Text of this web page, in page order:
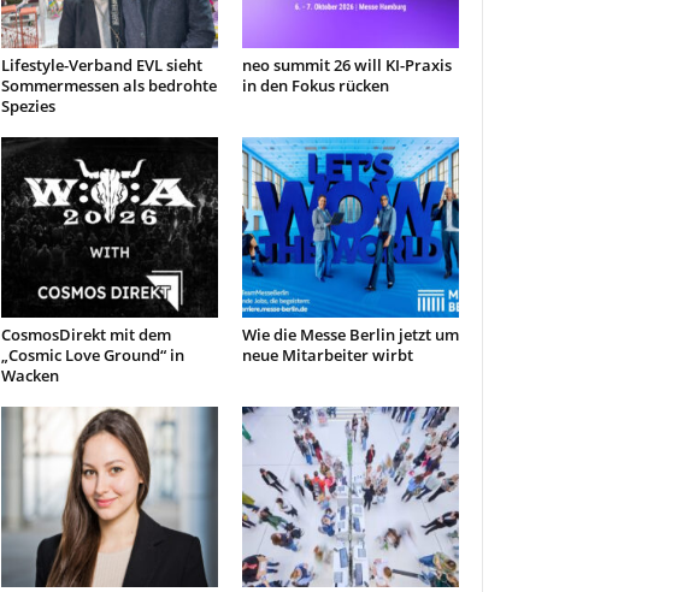
Lifestyle-Verband EVL sieht
Sommermessen als bedrohte
Spezies
neo summit 26 will KI-Praxis
in den Fokus rücken
CosmosDirekt mit dem
„Cosmic Love Ground“ in
Wacken
Wie die Messe Berlin jetzt um
neue Mitarbeiter wirbt